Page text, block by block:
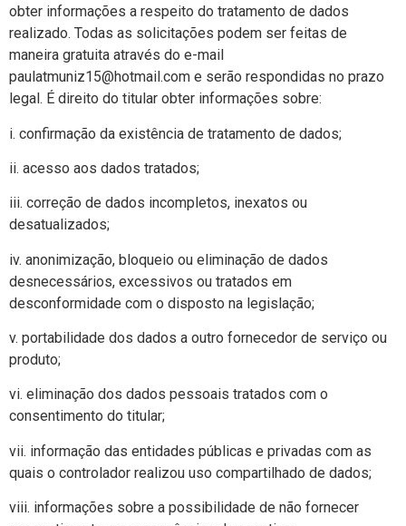
obter informações a respeito do tratamento de dados
realizado. Todas as solicitações podem ser feitas de
maneira gratuita através do e-mail
paulatmuniz15@hotmail.com e serão respondidas no prazo
legal. É direito do titular obter informações sobre:
i. confirmação da existência de tratamento de dados;
ii. acesso aos dados tratados;
iii. correção de dados incompletos, inexatos ou
desatualizados;
iv. anonimização, bloqueio ou eliminação de dados
desnecessários, excessivos ou tratados em
desconformidade com o disposto na legislação;
v. portabilidade dos dados a outro fornecedor de serviço ou
produto;
vi. eliminação dos dados pessoais tratados com o
consentimento do titular;
vii. informação das entidades públicas e privadas com as
quais o controlador realizou uso compartilhado de dados;
viii. informações sobre a possibilidade de não fornecer